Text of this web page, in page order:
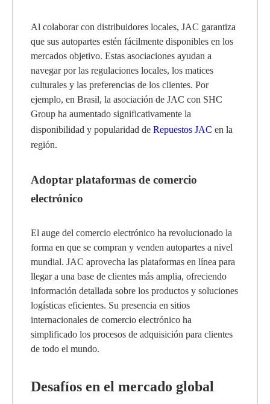
Al colaborar con distribuidores locales, JAC garantiza
que sus autopartes estén fácilmente disponibles en los
mercados objetivo. Estas asociaciones ayudan a
navegar por las regulaciones locales, los matices
culturales y las preferencias de los clientes. Por
ejemplo, en Brasil, la asociación de JAC con SHC
Group ha aumentado significativamente la
disponibilidad y popularidad de Repuestos JAC en la
región.
Adoptar plataformas de comercio
electrónico
El auge del comercio electrónico ha revolucionado la
forma en que se compran y venden autopartes a nivel
mundial. JAC aprovecha las plataformas en línea para
llegar a una base de clientes más amplia, ofreciendo
información detallada sobre los productos y soluciones
logísticas eficientes. Su presencia en sitios
internacionales de comercio electrónico ha
simplificado los procesos de adquisición para clientes
de todo el mundo.
Desafíos en el mercado global